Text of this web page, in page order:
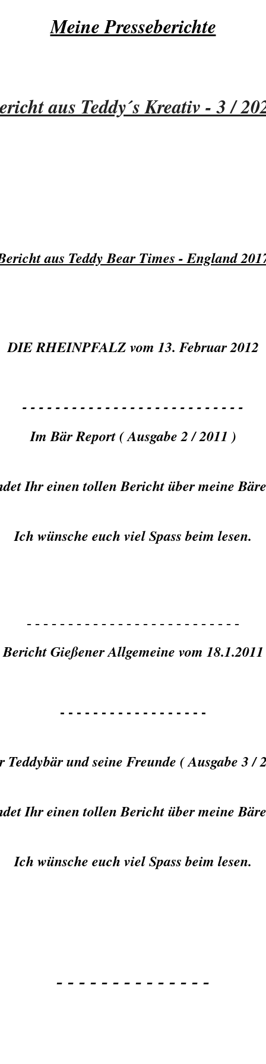
Meine Presseberichte
aus Teddy´s Kreativ - 3 /
aus Teddy Bear Times - England
DIE RHEINPFALZ vom 13. Februar 2012
- - - - - - - - - - - - - - - - - - - - - - - - - - -
Im Bär Report ( Ausgabe 2 / 2011 )
Ihr einen tollen Bericht über meine
Ich wünsche euch viel Spass beim lesen.
- - - - - - - - - - - - - - - - - - - - - - - - - -
Bericht Gießener Allgemeine vom 18.1.2011
- - - - - - - - - - - - - - - - - -
Teddybär und seine Freunde ( Ausgabe 3 /
Ihr einen tollen Bericht über meine
Ich wünsche euch viel Spass beim lesen.
- - - - - - - - - - - - - -